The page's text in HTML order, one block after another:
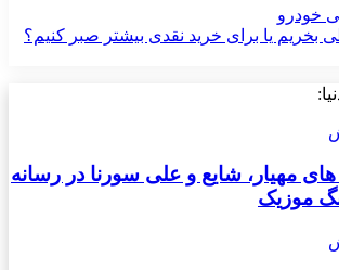
بخریم یا برای خرید نقدی بیشتر صبر کنیم؟
های مهیار، شایع و علی سورنا در رسانه
موزیک